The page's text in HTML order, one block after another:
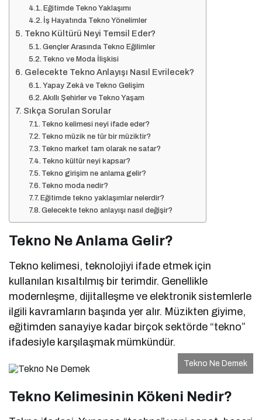
Eğitimde Tekno Yaklaşımı
İş Hayatında Tekno Yönelimler
Tekno Kültürü Neyi Temsil Eder?
Gençler Arasında Tekno Eğilimler
Tekno ve Moda İlişkisi
Gelecekte Tekno Anlayışı Nasıl Evrilecek?
Yapay Zekâ ve Tekno Gelişim
Akıllı Şehirler ve Tekno Yaşam
Sıkça Sorulan Sorular
Tekno kelimesi neyi ifade eder?
Tekno müzik ne tür bir müziktir?
Tekno market tam olarak ne satar?
Tekno kültür neyi kapsar?
Tekno girişim ne anlama gelir?
Tekno moda nedir?
Eğitimde tekno yaklaşımlar nelerdir?
Gelecekte tekno anlayışı nasıl değişir?
Tekno Ne Anlama Gelir?
Tekno kelimesi, teknolojiyi ifade etmek için
kullanılan kısaltılmış bir terimdir. Genellikle
modernleşme, dijitalleşme ve elektronik sistemlerle
ilgili kavramların başında yer alır. Müzikten giyime,
eğitimden sanayiye kadar birçok sektörde “tekno”
ifadesiyle karşılaşmak mümkündür.
Tekno Ne Demek
Tekno Kelimesinin Kökeni Nedir?